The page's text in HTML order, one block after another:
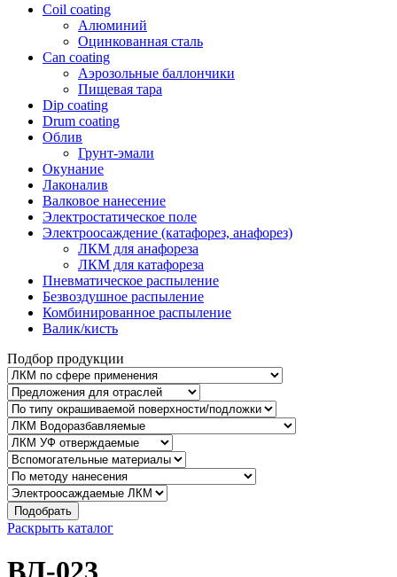
Coil coating
Алюминий
Оцинкованная сталь
Can coating
Аэрозольные баллончики
Пищевая тара
Dip coating
Drum coating
Облив
Грунт-эмали
Окунание
Лаконалив
Валковое нанесение
Электростатическое поле
Электроосаждение (катафорез, анафорез)
ЛКМ для анафореза
ЛКМ для катафореза
Пневматическое распыление
Безвоздушное распыление
Комбинированное распыление
Валик/кисть
Подбор продукции
Подобрать
Раскрыть каталог